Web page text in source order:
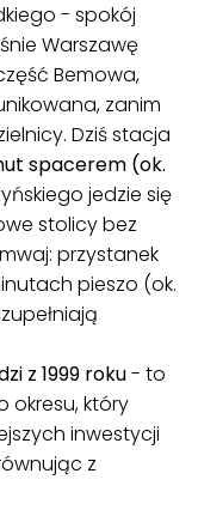
- spokój
Warszawę
Bemowa,
zanim
Dziś stacja
spacerem (ok.
jedzie się
stolicy bez
przystanek
pieszo (ok.
z 1999 roku- to
okresu, który
inwestycji
z